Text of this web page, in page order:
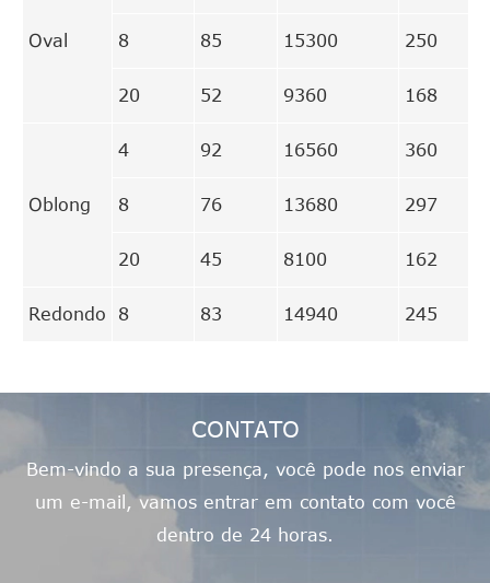
Oval 8 85 15300 250
20 52 9360 168
Oblong
4 92 16560 360
8 76 13680 297
20 45 8100 162
Redondo 8 83 14940 245
CONTATO
Bem-vindo a sua presença, você pode nos enviar
um e-mail, vamos entrar em contato com você
dentro de 24 horas.